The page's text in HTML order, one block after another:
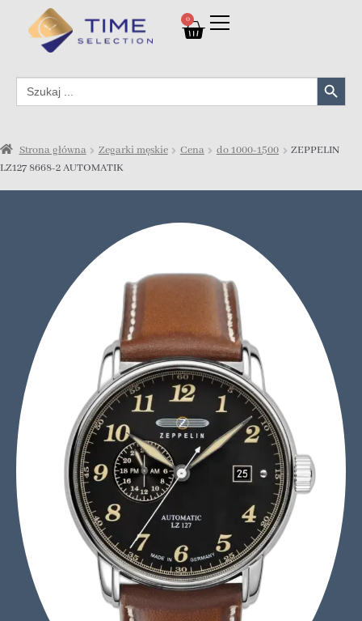
0
Search
for:
Search Button
Strona główna Zegarki męskie Cena do 1000-1500
ZEPPELIN
LZ127 8668-2 AUTOMATIK